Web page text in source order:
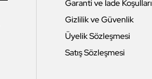
Garanti ve İade Koşulları
Gizlilik ve Güvenlik
Üyelik Sözleşmesi
Satış Sözleşmesi